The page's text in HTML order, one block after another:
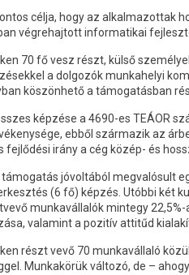
célja, hogy az alkalmazottak
végrehajtott informatikai
70 fő vesz részt, külső
a dolgozók munkahelyi
köszönhető a támogatásban
képzése a 4690-es TEÁOR
ebből származik az
fejlődési irány a cég közép- és
jóvoltából megvalósult
(6 fő) képzés. Utóbbi két
munkavállalók mintegy
valamint a pozitív attitűd
részt vevő 70 munkavállaló
Munkakörük változó, de –